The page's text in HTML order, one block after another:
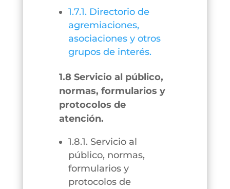
1.7.1. Directorio de
agremiaciones,
asociaciones y otros
grupos de interés.
1.8 Servicio al público,
normas, formularios y
protocolos de
atención.
1.8.1. Servicio al
público, normas,
formularios y
protocolos de